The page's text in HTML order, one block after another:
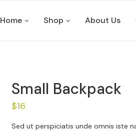
Home Shop About Us
Small Backpack
$16
Sed ut perspiciatis unde omnis iste